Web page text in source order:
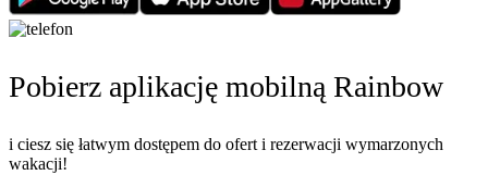
Pobierz aplikację mobilną Rainbow
i ciesz się łatwym dostępem do ofert i rezerwacji wymarzonych
wakacji!